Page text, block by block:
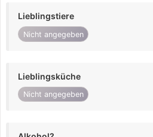
Lieblingstiere
Nicht angegeben
Lieblingsküche
Nicht angegeben